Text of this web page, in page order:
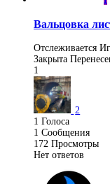
Вальцовка
Отслеживается
Закрыта
1
2
1 Голоса
1 Сообщения
172 Просмотры
Нет ответов